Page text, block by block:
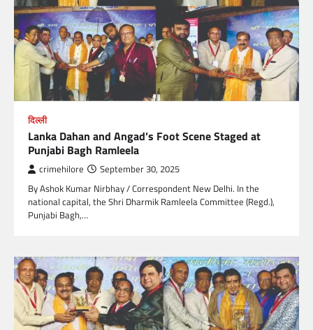
दिल्ली
Lanka Dahan and Angad’s Foot Scene Staged at
Punjabi Bagh Ramleela
crimehilore September 30, 2025
By Ashok Kumar Nirbhay / Correspondent New Delhi. In the
national capital, the Shri Dharmik Ramleela Committee (Regd.),
Punjabi Bagh,…